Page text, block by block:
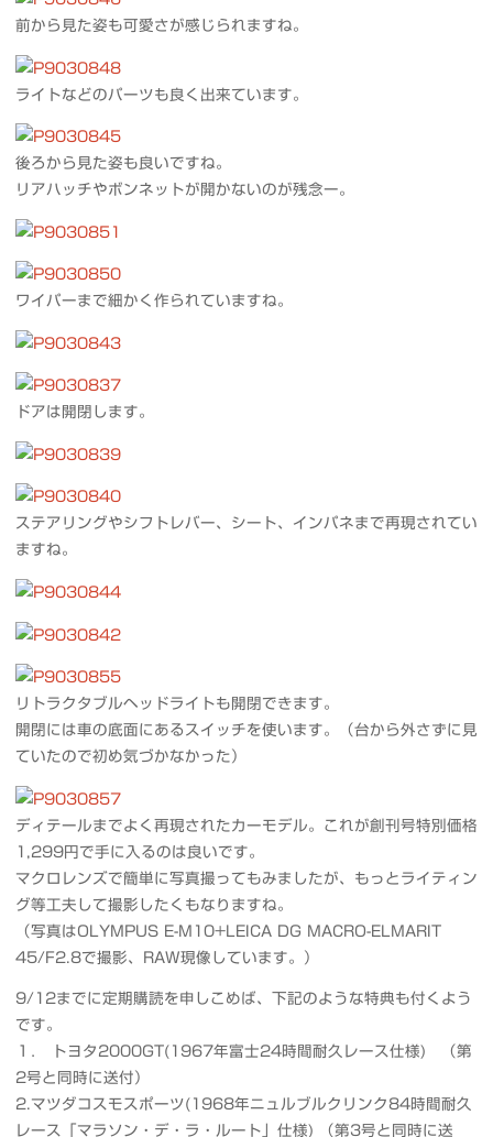
前から見た姿も可愛さが感じられますね。
ライトなどのパーツも良く出来ています。
後ろから見た姿も良いですね。
リアハッチやボンネットが開かないのが残念ー。
ワイパーまで細かく作られていますね。
ドアは開閉します。
ステアリングやシフトレバー、シート、インパネまで再現されてい
ますね。
リトラクタブルヘッドライトも開閉できます。
開閉には車の底面にあるスイッチを使います。（台から外さずに見
ていたので初め気づかなかった）
ディテールまでよく再現されたカーモデル。これが創刊号特別価格
1,299円で手に入るのは良いです。
マクロレンズで簡単に写真撮ってもみましたが、もっとライティン
グ等工夫して撮影したくもなりますね。
（写真はOLYMPUS E-M10+LEICA DG MACRO-ELMARIT
45/F2.8で撮影、RAW現像しています。）
9/12までに定期購読を申しこめば、下記のような特典も付くよう
です。
１． トヨタ2000GT(1967年富士24時間耐久レース仕様) （第
2号と同時に送付）
2.マツダコスモスポーツ(1968年ニュルブルクリンク84時間耐久
レース「マラソン・デ・ラ・ルート」仕様) （第3号と同時に送